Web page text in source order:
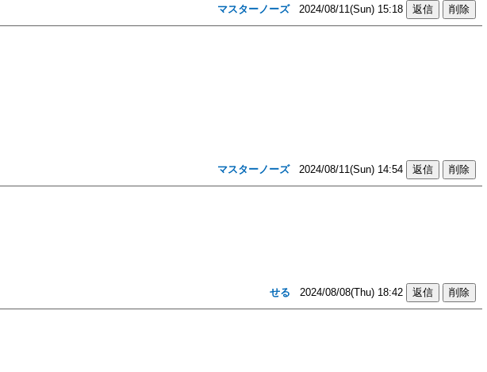
マスターノーズ2024/08/11(Sun) 15:18
マスターノーズ2024/08/11(Sun) 14:54
せる 2024/08/08(Thu) 18:42